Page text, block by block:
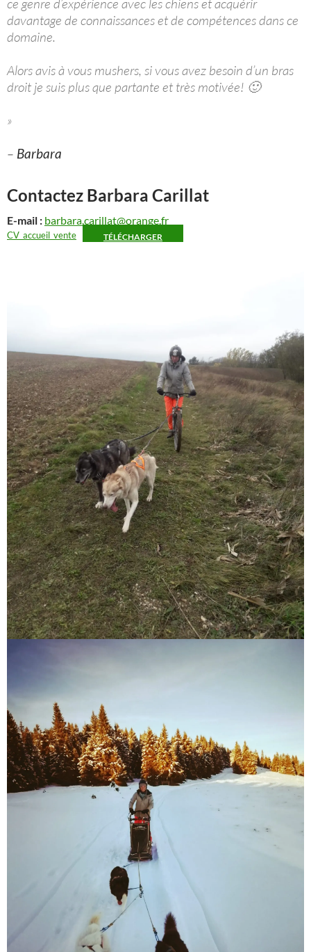
ce genre d’expérience avec les chiens et acquérir
davantage de connaissances et de compétences dans ce
domaine.
Alors avis à vous mushers, si vous avez besoin d’un bras
droit je suis plus que partante et très motivée! 🙂
»
– Barbara
Contactez Barbara Carillat
E-mail : barbara.carillat@orange.fr
CV_accueil_vente TÉLÉCHARGER